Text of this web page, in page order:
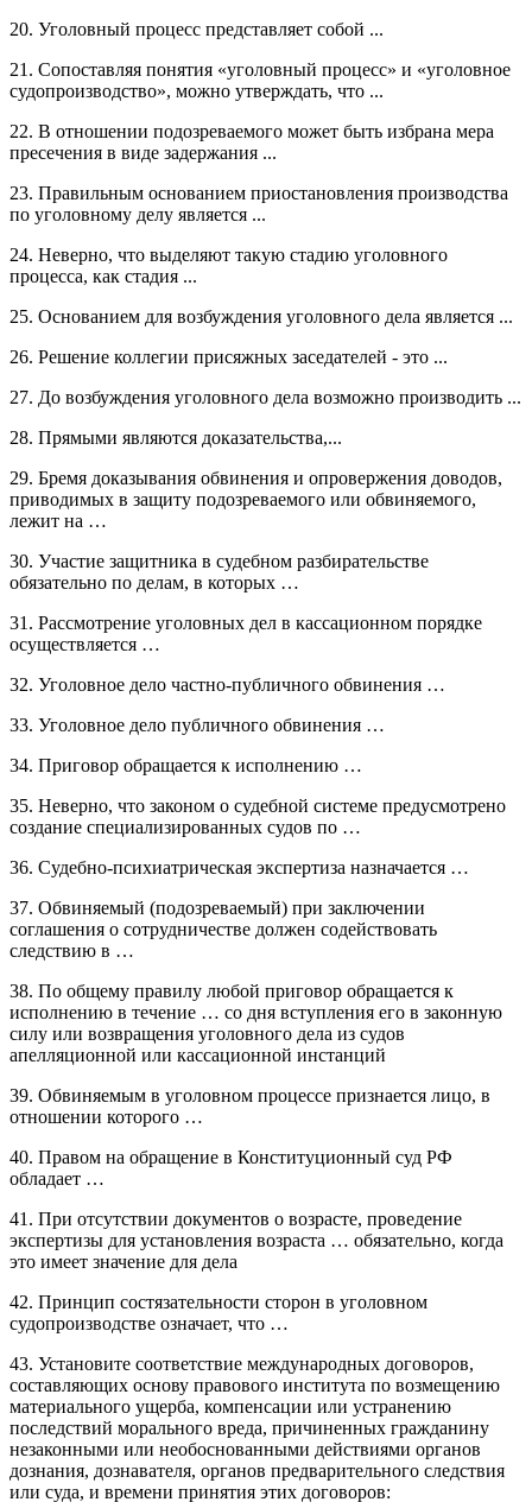
20. Уголовный процесс представляет собой ...
21. Сопоставляя понятия «уголовный процесс» и «уголовное
судопроизводство», можно утверждать, что ...
22. В отношении подозреваемого может быть избрана мера
пресечения в виде задержания ...
23. Правильным основанием приостановления производства
по уголовному делу является ...
24. Неверно, что выделяют такую стадию уголовного
процесса, как стадия ...
25. Основанием для возбуждения уголовного дела является ...
26. Решение коллегии присяжных заседателей - это ...
27. До возбуждения уголовного дела возможно производить ...
28. Прямыми являются доказательства,...
29. Бремя доказывания обвинения и опровержения доводов,
приводимых в защиту подозреваемого или обвиняемого,
лежит на …
30. Участие защитника в судебном разбирательстве
обязательно по делам, в которых …
31. Рассмотрение уголовных дел в кассационном порядке
осуществляется …
32. Уголовное дело частно-публичного обвинения …
33. Уголовное дело публичного обвинения …
34. Приговор обращается к исполнению …
35. Неверно, что законом о судебной системе предусмотрено
создание специализированных судов по …
36. Судебно-психиатрическая экспертиза назначается …
37. Обвиняемый (подозреваемый) при заключении
соглашения о сотрудничестве должен содействовать
следствию в …
38. По общему правилу любой приговор обращается к
исполнению в течение … со дня вступления его в законную
силу или возвращения уголовного дела из судов
апелляционной или кассационной инстанций
39. Обвиняемым в уголовном процессе признается лицо, в
отношении которого …
40. Правом на обращение в Конституционный суд РФ
обладает …
41. При отсутствии документов о возрасте, проведение
экспертизы для установления возраста … обязательно, когда
это имеет значение для дела
42. Принцип состязательности сторон в уголовном
судопроизводстве означает, что …
43. Установите соответствие международных договоров,
составляющих основу правового института по возмещению
материального ущерба, компенсации или устранению
последствий морального вреда, причиненных гражданину
незаконными или необоснованными действиями органов
дознания, дознавателя, органов предварительного следствия
или суда, и времени принятия этих договоров: